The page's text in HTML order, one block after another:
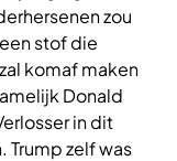
zou
stof die
komaf maken
Donald
in dit
Trump zelf was